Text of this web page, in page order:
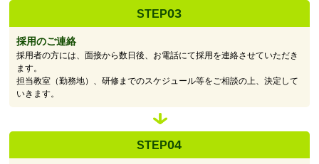
STEP03
採用のご連絡
採用者の方には、面接から数日後、お電話にて採用を連絡させていただき
ます。
担当教室（勤務地）、研修までのスケジュール等をご相談の上、決定して
いきます。
STEP04